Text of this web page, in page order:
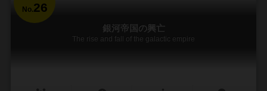
No.26
銀河帝国の興亡
The rise and fall of the galactic empire